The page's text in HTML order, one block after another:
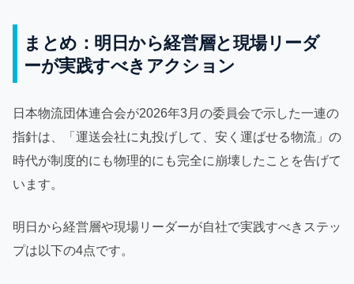
まとめ：明日から経営層と現場リーダ
ーが実践すべきアクション
日本物流団体連合会が2026年3月の委員会で示した一連の
指針は、「運送会社に丸投げして、安く運ばせる物流」の
時代が制度的にも物理的にも完全に崩壊したことを告げて
います。
明日から経営層や現場リーダーが自社で実践すべきステッ
プは以下の4点です。